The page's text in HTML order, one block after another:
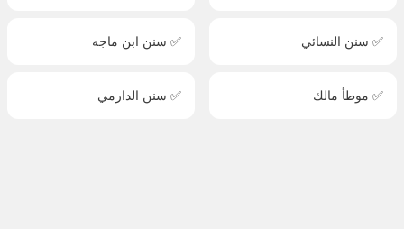
✅ سنن النسائي ✅ سنن ابن ماجه
✅ موطأ مالك ✅ سنن الدارمي